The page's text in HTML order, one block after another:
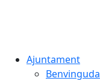
Ajuntament
Benvinguda